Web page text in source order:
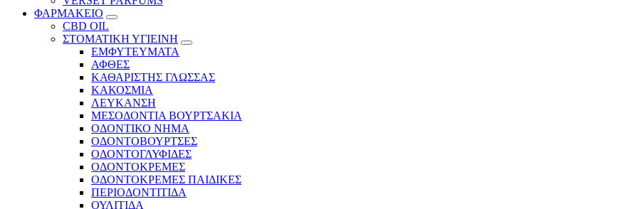
ΦΑΡΜΑΚΕΙΟ
CBD OIL
ΣΤΟΜΑΤΙΚΗ ΥΓΙΕΙΝΗ
ΕΜΦΥΤΕΥΜΑΤΑ
ΑΦΘΕΣ
ΚΑΘΑΡΙΣΤΗΣ ΓΛΩΣΣΑΣ
ΚΑΚΟΣΜΙΑ
ΛΕΥΚΑΝΣΗ
ΜΕΣΟΔΟΝΤΙΑ ΒΟΥΡΤΣΑΚΙΑ
ΟΔΟΝΤΙΚΟ ΝΗΜΑ
ΟΔΟΝΤΟΒΟΥΡΤΣΕΣ
ΟΔΟΝΤΟΓΛΥΦΙΔΕΣ
ΟΔΟΝΤΟΚΡΕΜΕΣ
ΟΔΟΝΤΟΚΡΕΜΕΣ ΠΑΙΔΙΚΕΣ
ΠΕΡΙΟΔΟΝΤΙΤΙΔΑ
ΟΥΛΙΤΙΔΑ